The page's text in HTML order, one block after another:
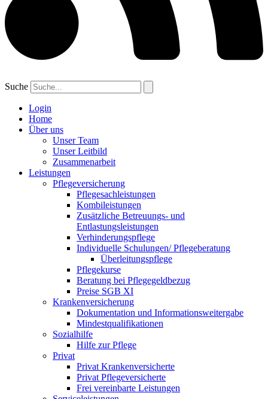
Suche
Login
Home
Über uns
Unser Team
Unser Leitbild
Zusammenarbeit
Leistungen
Pflegeversicherung
Pflegesachleistungen
Kombileistungen
Zusätzliche Betreuungs- und
Entlastungsleistungen
Verhinderungspflege
Individuelle Schulungen/ Pflegeberatung
Überleitungspflege
Pflegekurse
Beratung bei Pflegegeldbezug
Preise SGB XI
Krankenversicherung
Dokumentation und Informationsweitergabe
Mindestqualifikationen
Sozialhilfe
Hilfe zur Pflege
Privat
Privat Krankenversicherte
Privat Pflegeversicherte
Frei vereinbarte Leistungen